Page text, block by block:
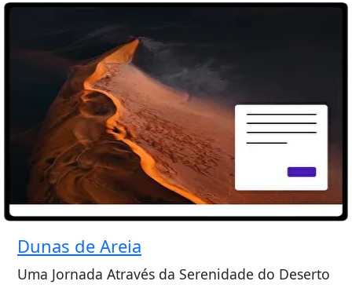
Dunas de Areia
Uma Jornada Através da Serenidade do Deserto